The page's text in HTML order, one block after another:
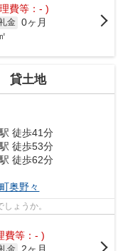
費等：- )
金 0ヶ月
貸土地
駅 徒歩41分
駅 徒歩53分
駅 徒歩62分
奥野々
ょうか。
費等：- )
金